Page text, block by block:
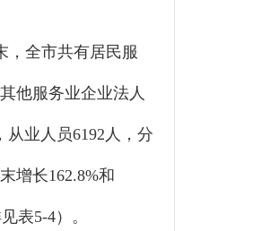
，全市共有居民服
他服务业企业法人
从业人员6192 人，分
增长162.8%和
见表5-4）。